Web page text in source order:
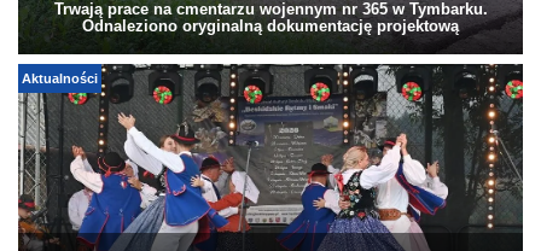
Trwają prace na cmentarzu wojennym nr 365 w Tymbarku.
Odnaleziono oryginalną dokumentację projektową
Aktualności